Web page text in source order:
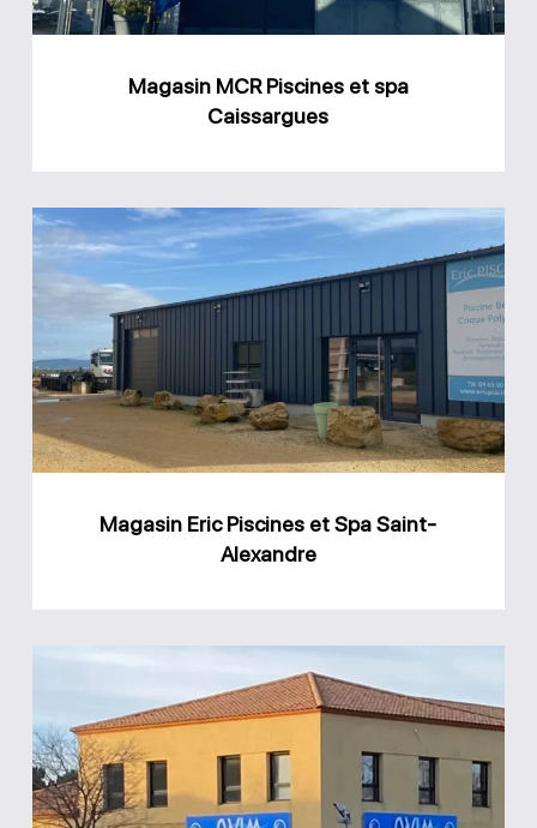
Magasin MCR Piscines et spa
Caissargues
Magasin
Eric
Saint-
Alexandre
Magasin Eric Piscines et Spa Saint-
Alexandre
Magasin
Swim
Espace
Piscine